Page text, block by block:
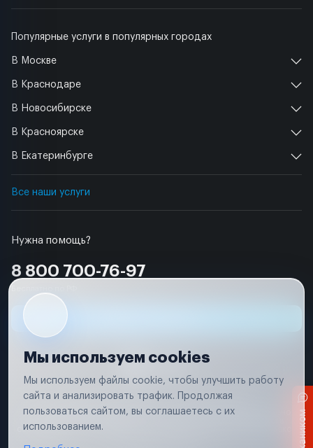
Нужна помощь?
8 800 700-76-97
Популярные услуги в популярных городах
В Москве
В Краснодаре
В Новосибирске
В Красноярске
В Екатеринбурге
Все наши услуги
Условия использования
Удаление аккаунта
Вся информация, представленная на сайте, носит исключительно
соответствии с положениями статьи 437 (п. 2) Гражданского кодекса
Мы используем cookies
Мы используем файлы cookie, чтобы улучшить работу
сайта и анализировать трафик. Продолжая
пользоваться сайтом, вы соглашаетесь с их
использованием.